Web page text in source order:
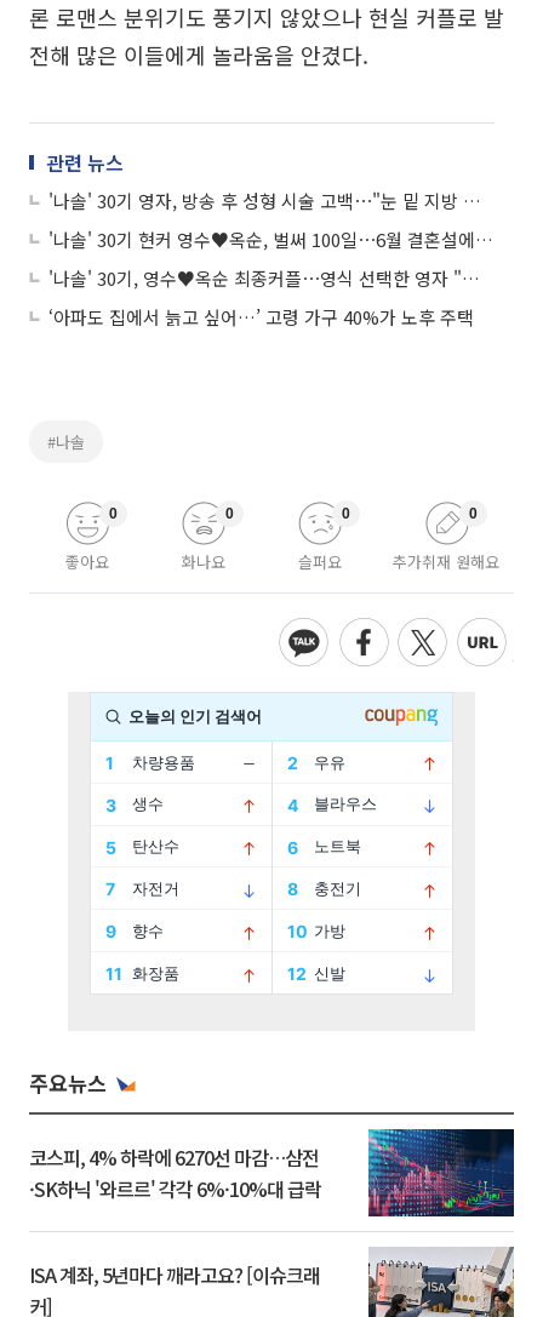
론 로맨스 분위기도 풍기지 않았으나 현실 커플로 발
전해 많은 이들에게 놀라움을 안겼다.
관련 뉴스
'나솔' 30기 영자, 방송 후 성형 시술 고백⋯"눈 밑 지방 재배치했다"
'나솔' 30기 현커 영수♥옥순, 벌써 100일⋯6월 결혼설에 "차차 계획 중"
'나솔' 30기, 영수♥옥순 최종커플⋯영식 선택한 영자 "아직도 모르겠다"
‘아파도 집에서 늙고 싶어…’ 고령 가구 40%가 노후 주택
#나솔
좋아요
0
화나요
0
슬퍼요
0
추가취재 원해요
0
주요뉴스
코스피, 4% 하락에 6270선 마감…삼전
·SK하닉 '와르르' 각각 6%·10%대 급락
ISA 계좌, 5년마다 깨라고요? [이슈크래
커]